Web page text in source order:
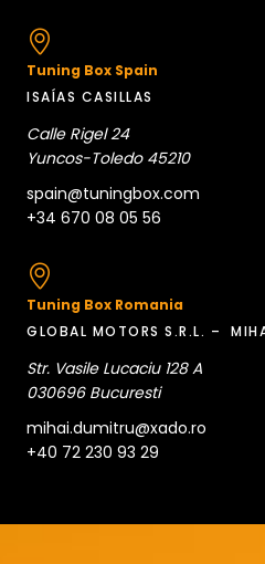
Tuning Box Spain
ISAÍAS CASILLAS
Calle Rigel 24
Yuncos-Toledo 45210
spain@tuningbox.com
+34 670 08 05 56
Tuning Box Romania
GLOBAL MOTORS S.R.L. –
Str. Vasile Lucaciu 128 A
030696 Bucuresti
mihai.dumitru@xado.ro
+40 72 230 93 29